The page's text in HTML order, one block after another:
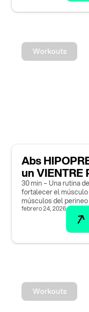
Workouts
Abs
un VIENTRE
30 min – Una rutina
fortalecer el
músculos del
febrero 24, 2026
Workouts